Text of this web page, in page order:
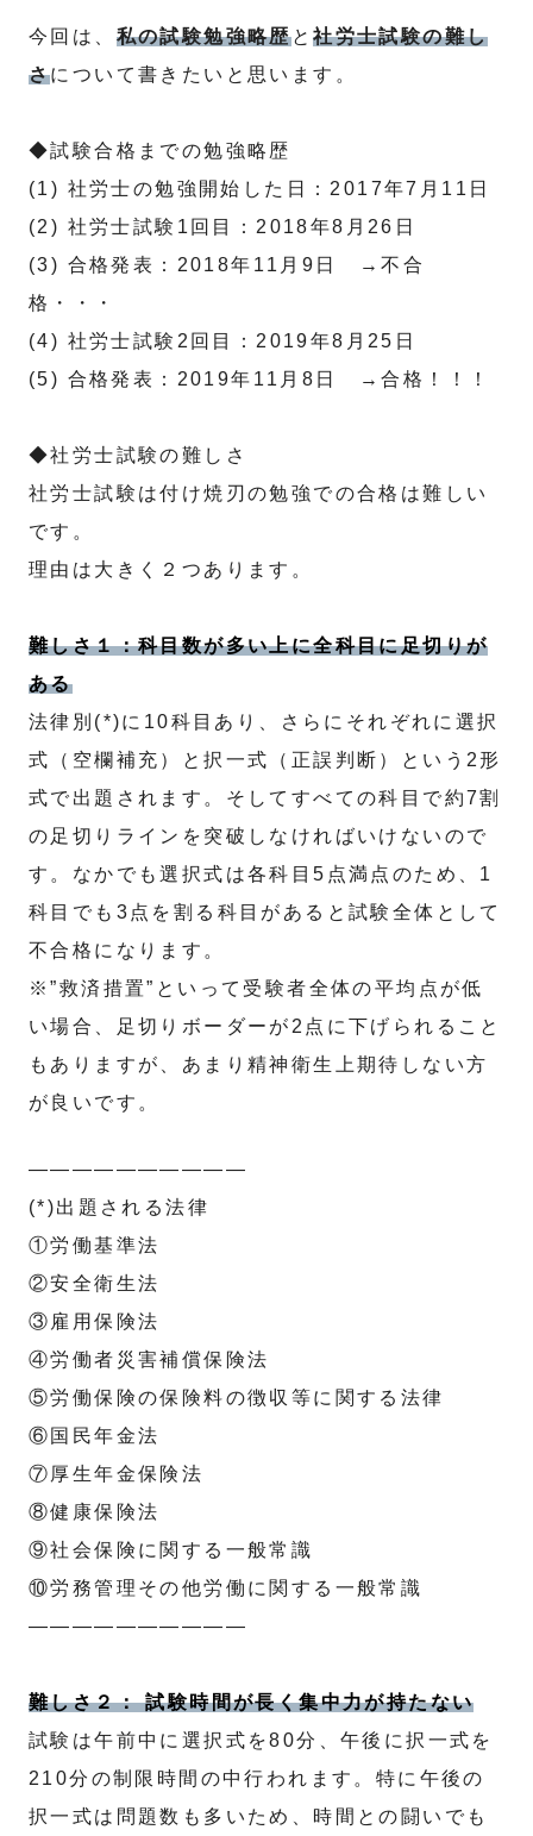
今回は、 私の試験勉強略歴と社労士試験の難し
さについて書きたいと思います。
◆試験合格までの勉強略歴
(1) 社労士の勉強開始した日：2017年7月11日
(2) 社労士試験1回目：2018年8月26日
(3) 合格発表：2018年11月9日 →不合
格・・・
(4) 社労士試験2回目：2019年8月25日
(5) 合格発表：2019年11月8日 →合格！！！
◆社労士試験の難しさ
社労士試験は付け焼刃の勉強での合格は難しい
です。
理由は大きく２つあります。
難しさ１：科目数が多い上に全科目に足切りが
ある
法律別(*)に10科目あり、さらにそれぞれに選択
式（空欄補充）と択一式（正誤判断）という2形
式で出題されます。そしてすべての科目で約7割
の足切りラインを突破しなければいけないので
す。なかでも選択式は各科目5点満点のため、1
科目でも3点を割る科目があると試験全体として
不合格になります。
※”救済措置”といって受験者全体の平均点が低
い場合、足切りボーダーが2点に下げられること
もありますが、あまり精神衛生上期待しない方
が良いです。
——————————
(*)出題される法律
①労働基準法
②安全衛生法
③雇用保険法
④労働者災害補償保険法
⑤労働保険の保険料の徴収等に関する法律
⑥国民年金法
⑦厚生年金保険法
⑧健康保険法
⑨社会保険に関する一般常識
⑩労務管理その他労働に関する一般常識
——————————
難しさ２： 試験時間が長く集中力が持たない
試験は午前中に選択式を80分、午後に択一式を
210分の制限時間の中行われます。特に午後の
択一式は問題数も多いため、時間との闘いでも